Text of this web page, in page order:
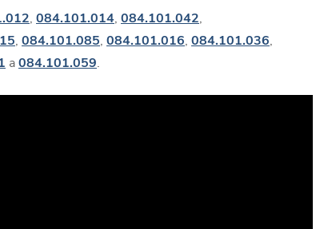
, 084.101.014, 084.101.042,
, 084.101.085, 084.101.016, 084.101.036,
a084.101.059.